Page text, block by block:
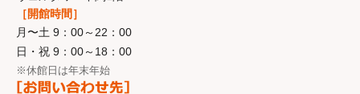
［開館時間］
月〜土 9：00～22：00
日・祝 9：00～18：00
※休館日は年末年始